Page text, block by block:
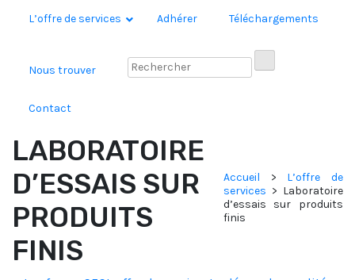
L’offre de services Adhérer Téléchargements
Nous trouver
Contact
LABORATOIRE
D’ESSAIS SUR
PRODUITS
FINIS
Accueil >
L’offre de
services > Laboratoire
d’essais sur produits
finis